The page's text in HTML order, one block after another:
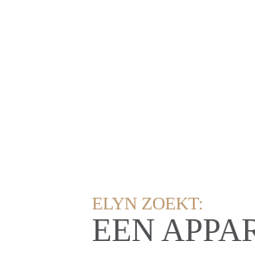
ELYN ZOEKT:
EEN